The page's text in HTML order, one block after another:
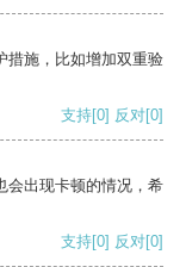
措施，比如增加双重验
支持[0] 反对[0]
会出现卡顿的情况，希
支持[0] 反对[0]